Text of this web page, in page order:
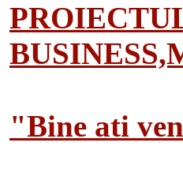
"Bine ati